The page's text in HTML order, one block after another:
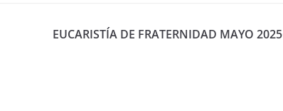
EUCARISTÍA DE FRATERNIDAD MAYO 2025